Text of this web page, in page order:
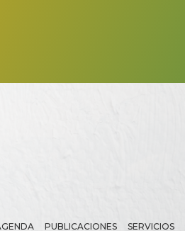
PUBLICACIONES SERVICIOS